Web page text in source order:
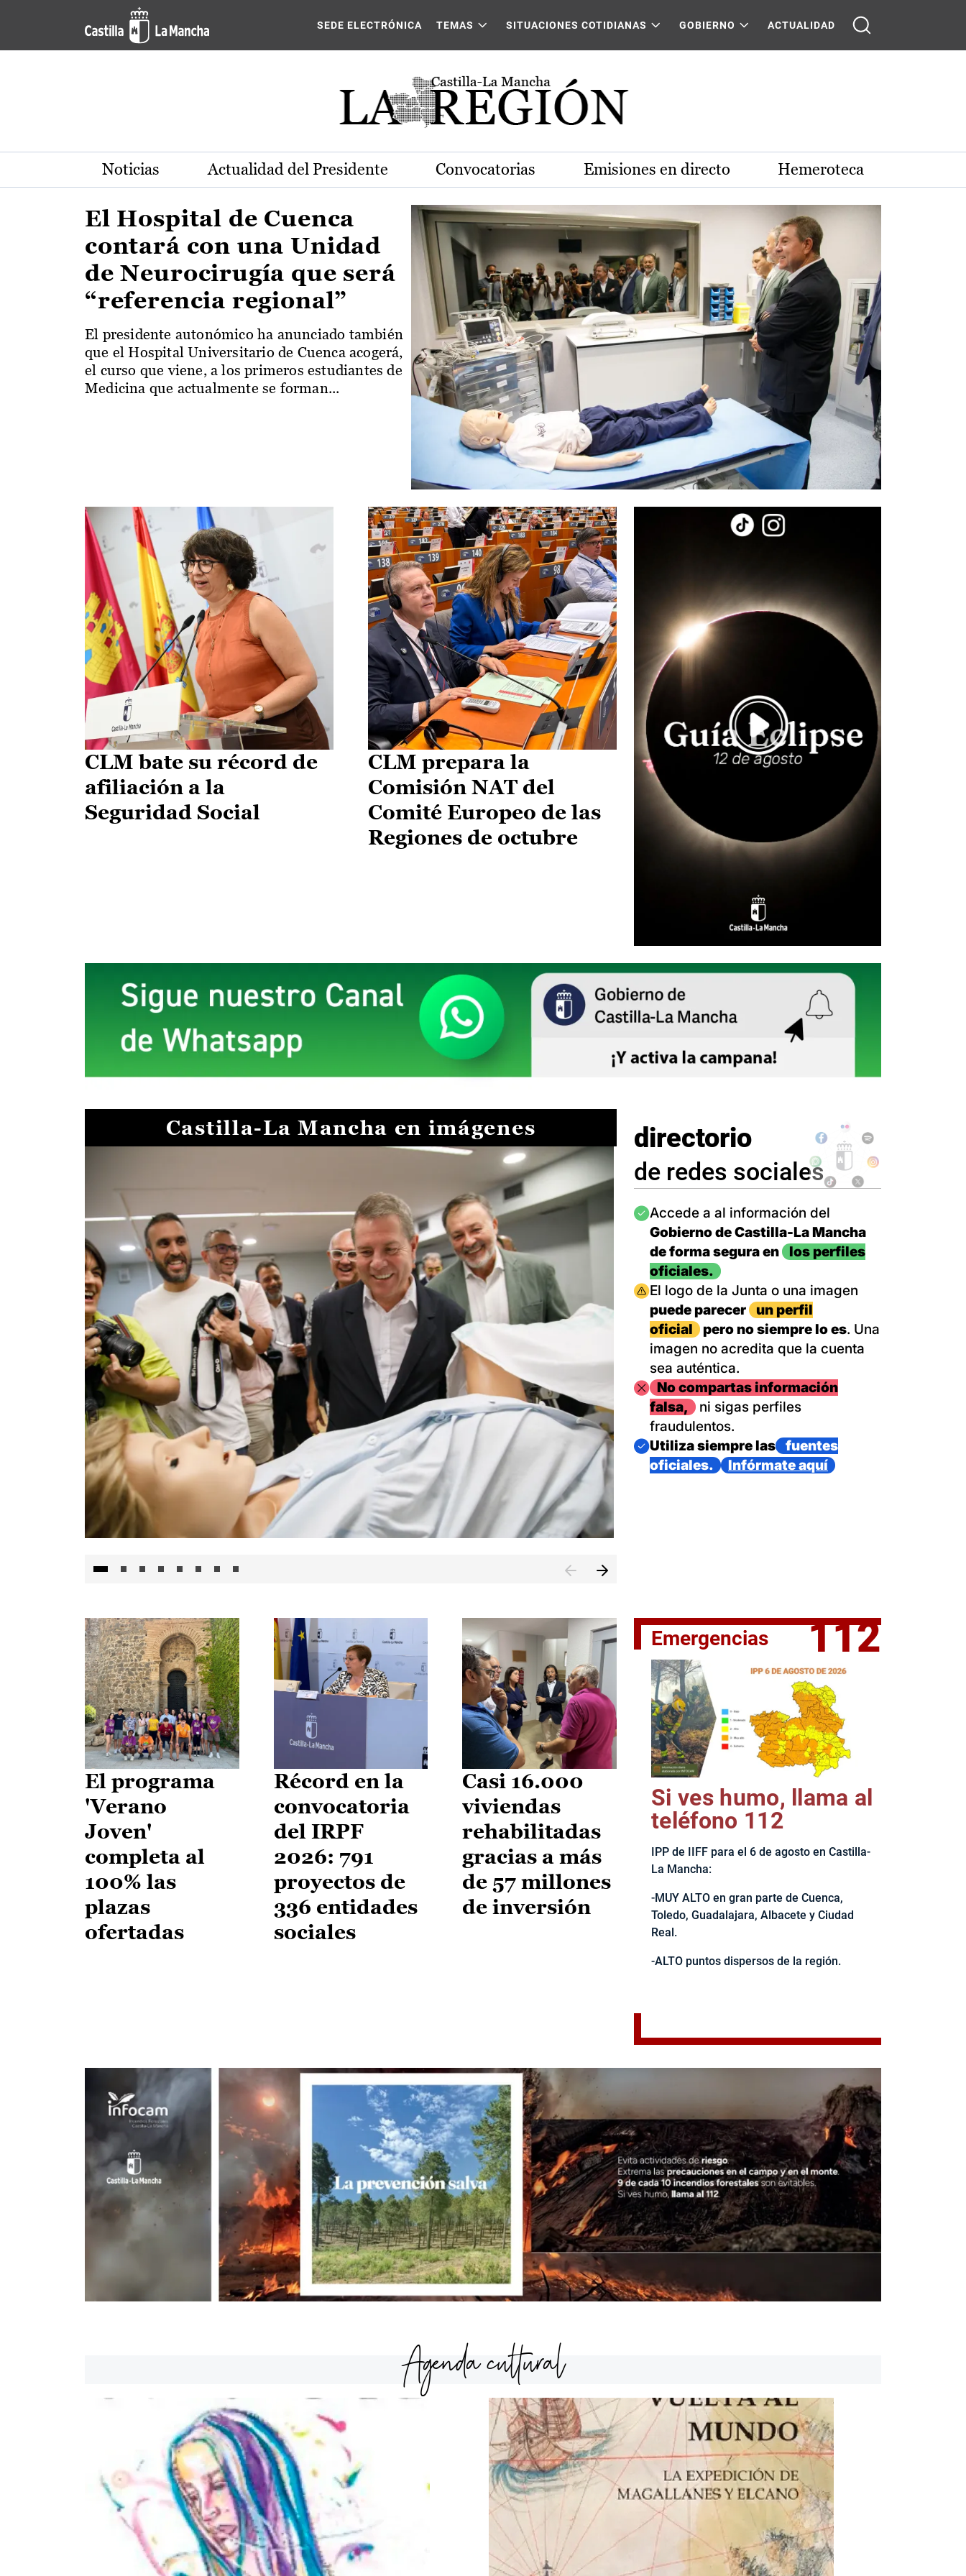
Pasar al contenido principal
Actualidad de la región de Castilla-La Mancha
SEDE ELECTRÓNICA TEMAS SITUACIONES COTIDIANAS GOBIERNO ACTUALIDAD
Noticias Actualidad del Presidente Convocatorias Emisiones en directo Hemeroteca
El Hospital de Cuenca
contará con una Unidad
de Neurocirugía que será
“referencia regional”
El presidente autonómico ha anunciado también
que el Hospital Universitario de Cuenca acogerá,
el curso que viene, a los primeros estudiantes de
Medicina que actualmente se forman...
CLM bate su récord de
afiliación a la
Seguridad Social
CLM prepara la
Comisión NAT del
Comité Europeo de las
Regiones de octubre
Castilla-La Mancha en imágenes
El jefe del Ejecutivo castellanomanchego, Emiliano García-
directorio
de redes sociales
Imagen
Accede a al información del
Gobierno de Castilla-La Mancha
de forma segura en
los perfiles
oficiales.
Imagen
El logo de la Junta o una imagen
puede parecer
un perfil
oficial
pero no siempre lo es. Una
imagen no acredita que la cuenta
sea auténtica.
ImagenNo compartas información
falsa,
ni sigas perfiles
fraudulentos.
Imagen
Utiliza siempre las
fuentes
oficiales.
Infórmate aquí
El programa
'Verano
Joven'
completa al
100% las
plazas
ofertadas
Récord en la
convocatoria
del IRPF
2026: 791
proyectos de
336 entidades
sociales
Casi 16.000
viviendas
rehabilitadas
gracias a más
de 57 millones
de inversión
Emergencias 112
Si ves humo, llama al
teléfono 112
IPP de IIFF para el 6 de agosto en Castilla-
La Mancha:
-MUY ALTO en gran parte de Cuenca,
Toledo, Guadalajara, Albacete y Ciudad
Real.
-ALTO puntos dispersos de la región.
Agenda cultural